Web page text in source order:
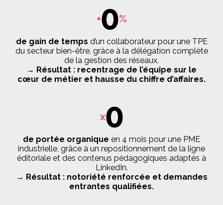
+0%
de gain de temps d’un collaborateur pour une TPE
du secteur bien-être, grâce à la délégation complète
de la gestion des réseaux.
→ Résultat : recentrage de l’équipe sur le
cœur de métier et hausse du chiffre d’affaires.
x0
de portée organique en 4 mois pour une PME
industrielle, grâce à un repositionnement de la ligne
éditoriale et des contenus pédagogiques adaptés à
LinkedIn.
→ Résultat : notoriété renforcée et demandes
entrantes qualifiées.